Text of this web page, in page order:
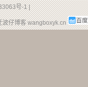
号-1|
波仔博客wangboxyk.cn